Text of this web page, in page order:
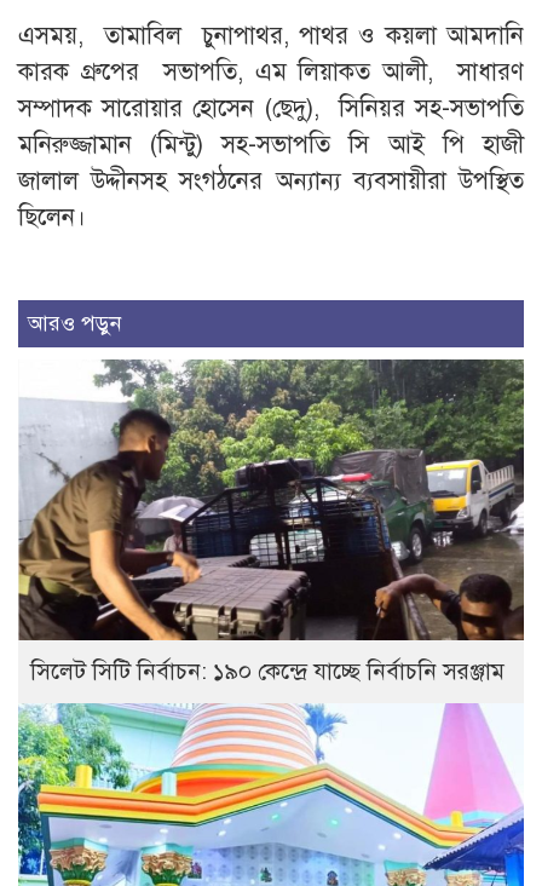
এসময়, তামাবিল চুনাপাথর, পাথর ও কয়লা আমদানি
কারক গ্রুপের সভাপতি, এম লিয়াকত আলী, সাধারণ
সম্পাদক সারোয়ার হোসেন (ছেদু), সিনিয়র সহ-সভাপতি
মনিরুজ্জামান (মিন্টু) সহ-সভাপতি সি আই পি হাজী
জালাল উদ্দীনসহ সংগঠনের অন্যান্য ব্যবসায়ীরা উপস্থিত
ছিলেন।
আরও পড়ুন
সিলেট সিটি নির্বাচন: ১৯০ কেন্দ্রে যাচ্ছে নির্বাচনি সরঞ্জাম